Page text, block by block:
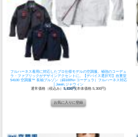
フルハーネス着用に対応したプロ仕様モデルの空調服。補強のコーデュ
ラ・ファブリックがデザインアクセントに。
【デバイス選択可】自重堂
54100 空調服™ 長袖ブルゾン（綿100%+コーデュラ）フルハーネス対応
│Jawin,ジャウィン
通常価格（税込み）5,830円(本体価格:5,300円)